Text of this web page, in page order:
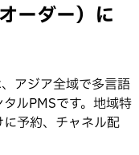
ーダー）に
アジア全域で多言語
ルPMSです。地域特
予約、チャネル配